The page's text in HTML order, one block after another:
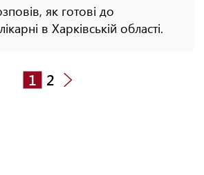
як готові до
в Харківській області.
1 2